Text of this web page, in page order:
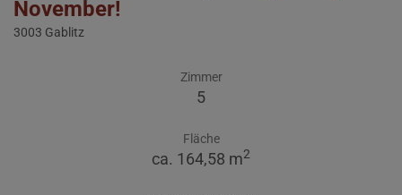
November!
3003 Gablitz
Zimmer
5
Fläche
ca. 164,58 m2